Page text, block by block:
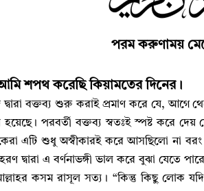
পরম করুণাময়
শপথ করেছি কিয়ামতের দিনের।
দ্বারা বক্তব্য শুরু করাই প্রমাণ করে যে,আগে
হয়েছে। পরবর্তী বক্তব্য স্বতঃই স্পষ্ট করে দেয়
এটি শুধু অস্বীকারই করে আসছিলো না
দ্বারা এ বর্ণনাভঙ্গী ভাল করে বুঝা যেতে পারে
কসম রাসূল সত্য । “কিন্তু কিছু লোক